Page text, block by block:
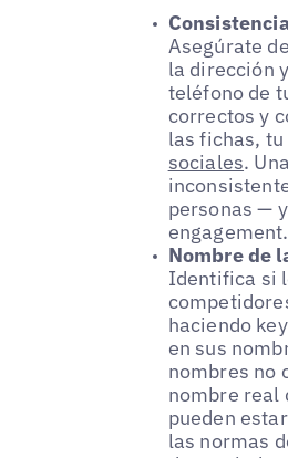
Asegúrate
la dirección
teléfono de
correctos y
las fichas,
sociales.
personas —
engagement.
Nombre de
Identifica si
haciendo
en sus
nombres no
nombre real
pueden
las normas